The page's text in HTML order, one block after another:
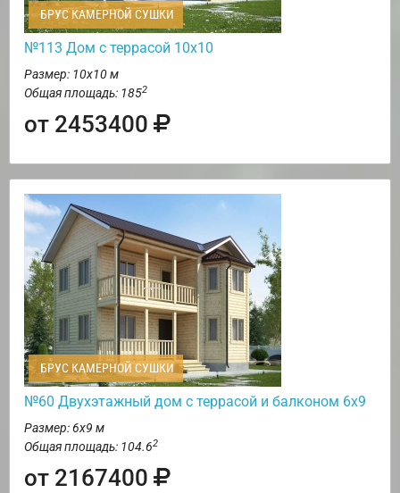
БРУС КАМЕРНОЙ СУШКИ
№113 Дом с террасой 10х10
Размер: 10х10 м
Общая площадь: 1852
от 2453400
БРУС КАМЕРНОЙ СУШКИ
№60 Двухэтажный дом с террасой и балконом 6х9
Размер: 6х9 м
Общая площадь: 104.62
от 2167400